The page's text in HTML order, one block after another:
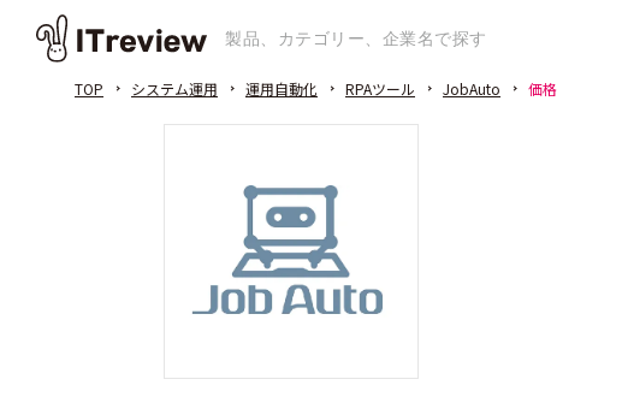
TOP システム運用 運用自動化 RPAツール JobAuto 価格